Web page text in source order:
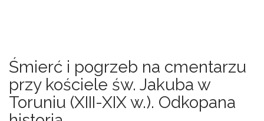
Śmierć i pogrzeb na cmentarzu
przy kościele św. Jakuba w
Toruniu (XIII-XIX w.). Odkopana